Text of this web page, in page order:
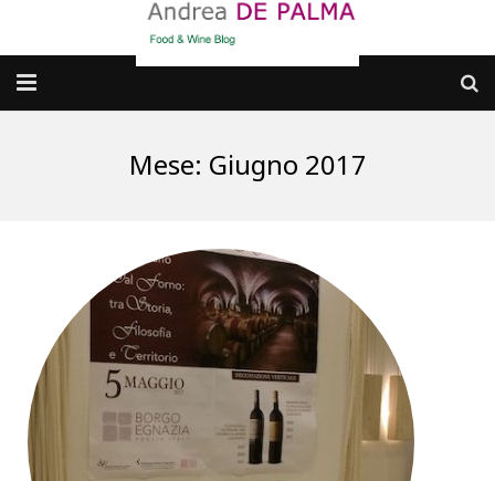
dove MANGIARE
cosa CUCINARE
dove ANDARE
Punti di vista e approfondimenti
Mese: Giugno 2017